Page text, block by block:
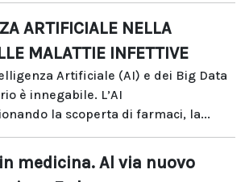
ARTIFICIALE NELLA
MALATTIE INFETTIVE
Artificiale (AI) e dei Big Data
è innegabile. L’AI
la scoperta di farmaci, la...
medicina. Al via nuovo